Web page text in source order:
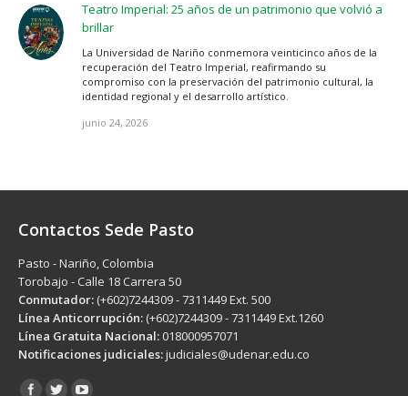
Teatro Imperial: 25 años de un patrimonio que volvió a
brillar
La Universidad de Nariño conmemora veinticinco años de la
recuperación del Teatro Imperial, reafirmando su
compromiso con la preservación del patrimonio cultural, la
identidad regional y el desarrollo artístico.
junio 24, 2026
Contactos Sede Pasto
Pasto - Nariño, Colombia
Torobajo - Calle 18 Carrera 50
Conmutador: (+602)7244309 - 7311449 Ext. 500
Línea Anticorrupción: (+602)7244309 - 7311449 Ext.1260
Línea Gratuita Nacional: 018000957071
Notificaciones judiciales:judiciales@udenar.edu.co
Encuéntranos en: